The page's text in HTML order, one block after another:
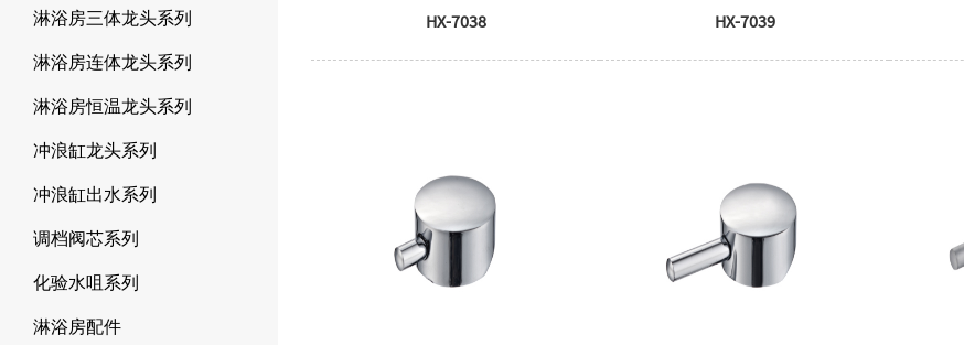
淋浴房三体龙头系列
淋浴房连体龙头系列
淋浴房恒温龙头系列
冲浪缸龙头系列
冲浪缸出水系列
调档阀芯系列
化验水咀系列
淋浴房配件
HX-7038 HX-7039